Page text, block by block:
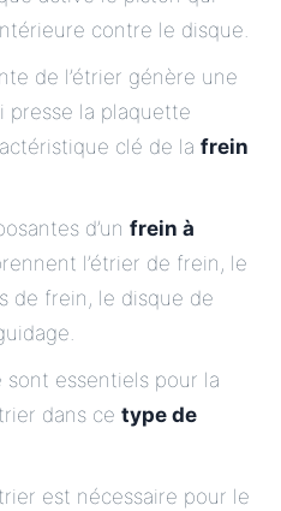
contre le disque.
de l’étrier génère une
presse la plaquette
clé de la frein
d’un frein à
l’étrier de frein, le
de frein, le disque de
sont essentiels pour la
dans ce type de
est nécessaire pour le